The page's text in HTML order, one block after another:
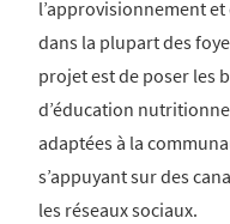
l’approvisionnement
dans la plupart des
projet est de poser les
d’éducation
adaptées à la
s’appuyant sur des
les réseaux sociaux.